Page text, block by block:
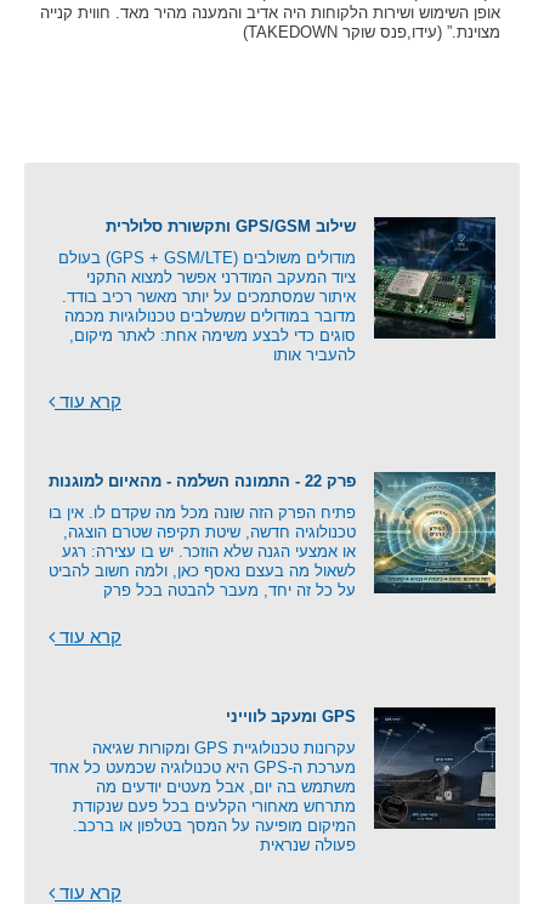
אופן השימוש ושירות הלקוחות היה אדיב והמענה מהיר מאד. חווית קנייה
מצוינת.” (עידו,פנס שוקר TAKEDOWN)
שילוב GPS/GSM ותקשורת סלולרית
מודולים משולבים (GPS + GSM/LTE) בעולם
ציוד המעקב המודרני אפשר למצוא התקני
איתור שמסתמכים על יותר מאשר רכיב בודד.
מדובר במודולים שמשלבים טכנולוגיות מכמה
סוגים כדי לבצע משימה אחת: לאתר מיקום,
להעביר אותו
קרא עוד
פרק 22 - התמונה השלמה - מהאיום למוגנות
פתיח הפרק הזה שונה מכל מה שקדם לו. אין בו
טכנולוגיה חדשה, שיטת תקיפה שטרם הוצגה,
או אמצעי הגנה שלא הוזכר. יש בו עצירה: רגע
לשאול מה בעצם נאסף כאן, ולמה חשוב להביט
על כל זה יחד, מעבר להבטה בכל פרק
קרא עוד
GPS ומעקב לווייני
עקרונות טכנולוגיית GPS ומקורות שגיאה
מערכת ה-GPS היא טכנולוגיה שכמעט כל אחד
משתמש בה יום, אבל מעטים יודעים מה
מתרחש מאחורי הקלעים בכל פעם שנקודת
המיקום מופיעה על המסך בטלפון או ברכב.
פעולה שנראית
קרא עוד